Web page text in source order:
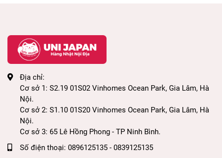
Địa chỉ:
Cơ sở 1: S2.19 01S02 Vinhomes Ocean Park, Gia Lâm, Hà
Nội.
Cơ sở 2: S1.10 01S20 Vinhomes Ocean Park, Gia Lâm, Hà
Nội.
Cơ sở 3: 65 Lê Hồng Phong - TP Ninh Bình.
Số điện thoại: 0896125135 - 0839125135